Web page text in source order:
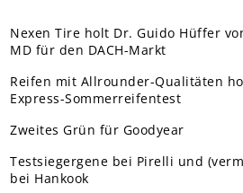
Nexen Tire holt Dr. Guido Hüffer
MD für den DACH-Markt
Reifen mit Allrounder-Qualitäten
Express-Sommerreifentest
Zweites Grün für Goodyear
Testsiegergene bei Pirelli und
bei Hankook